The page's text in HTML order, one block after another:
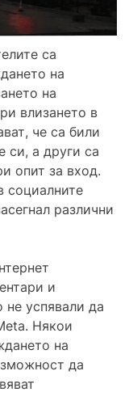
са
на
на
влизането в
че са били
си, а други са
опит за вход.
социалните
различни
и
не успявали да
Някои
на
да